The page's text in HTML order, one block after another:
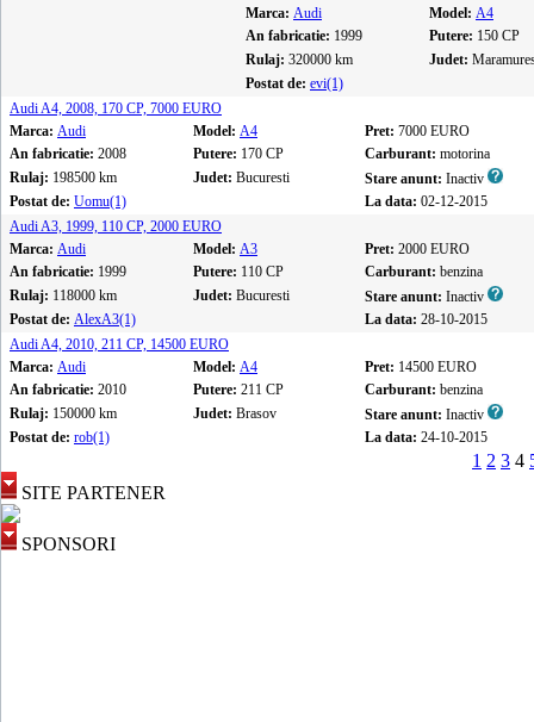
Marca: Audi Model: A4
An fabricatie: 1999 Putere: 150 CP
Rulaj: 320000 km Judet:
Postat de: evi(1)
Audi A4, 2008, 170 CP, 7000 EURO
Marca: Audi Model: A4 Pret: 7000 EURO
An fabricatie: 2008 Putere: 170 CP Carburant: motorina
Rulaj: 198500 km Judet: Bucuresti Stare anunt: Inactiv
Postat de: Uomu(1) La data: 02-12-2015
Audi A3, 1999, 110 CP, 2000 EURO
Marca: Audi Model: A3 Pret: 2000 EURO
An fabricatie: 1999 Putere: 110 CP Carburant: benzina
Rulaj: 118000 km Judet: Bucuresti Stare anunt: Inactiv
Postat de: AlexA3(1) La data: 28-10-2015
Audi A4, 2010, 211 CP, 14500 EURO
Marca: Audi Model: A4 Pret: 14500 EURO
An fabricatie: 2010 Putere: 211 CP Carburant: benzina
Rulaj: 150000 km Judet: Brasov Stare anunt: Inactiv
Postat de: rob(1) La data: 24-10-2015
1 2 3 4
SITE PARTENER
SPONSORI